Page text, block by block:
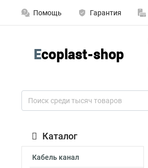
Помощь Гарантия
Каталог
Кабель канал